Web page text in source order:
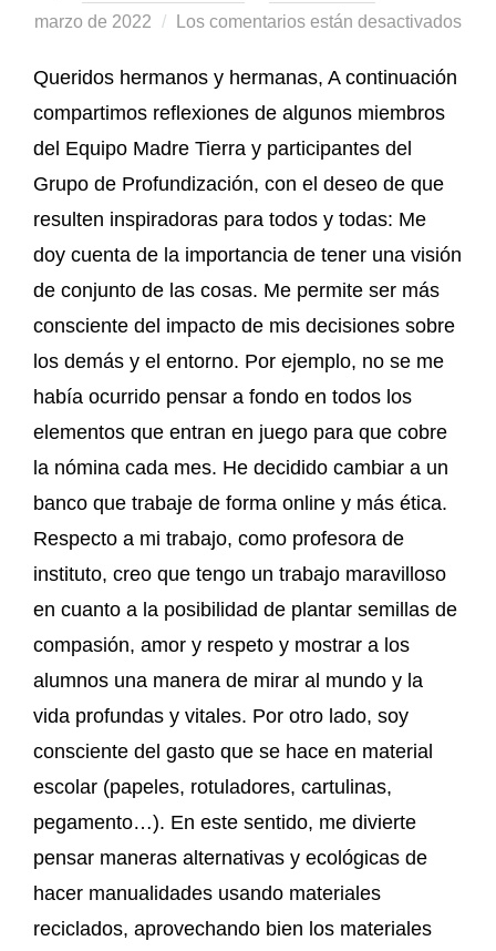
marzo de 2022
Los comentarios están desactivados
Queridos hermanos y hermanas, A continuación
compartimos reflexiones de algunos miembros
del Equipo Madre Tierra y participantes del
Grupo de Profundización, con el deseo de que
resulten inspiradoras para todos y todas: Me
doy cuenta de la importancia de tener una visión
de conjunto de las cosas. Me permite ser más
consciente del impacto de mis decisiones sobre
los demás y el entorno. Por ejemplo, no se me
había ocurrido pensar a fondo en todos los
elementos que entran en juego para que cobre
la nómina cada mes. He decidido cambiar a un
banco que trabaje de forma online y más ética.
Respecto a mi trabajo, como profesora de
instituto, creo que tengo un trabajo maravilloso
en cuanto a la posibilidad de plantar semillas de
compasión, amor y respeto y mostrar a los
alumnos una manera de mirar al mundo y la
vida profundas y vitales. Por otro lado, soy
consciente del gasto que se hace en material
escolar (papeles, rotuladores, cartulinas,
pegamento…). En este sentido, me divierte
pensar maneras alternativas y ecológicas de
hacer manualidades usando materiales
reciclados, aprovechando bien los materiales